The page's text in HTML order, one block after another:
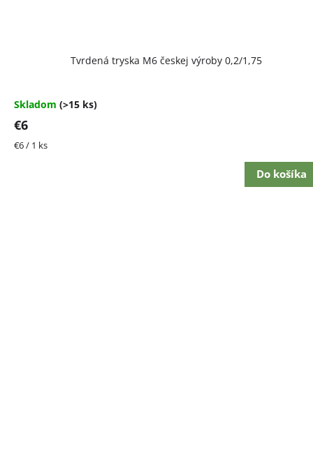
Tvrdená tryska M6 českej výroby 0,2/1,75
Skladom (>15 ks)
€6
Jednotková
€6 / 1 ks
Do košíka